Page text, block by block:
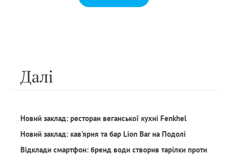
Далi
Новий заклад: ресторан веганської кухні Fenkhel
Новий заклад: кав‘ярня та бар Lion Bar на Подолі
Відклади смартфон: бренд води створив тарілки проти